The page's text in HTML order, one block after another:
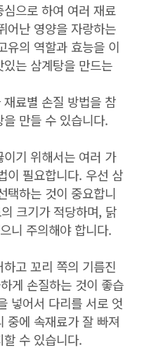
으로 하여 여러 재료
어난 영양을 자랑하는
유의 역할과 효능을 이
는 삼계탕을 만드는
료별 손질 방법을 참
만들 수 있습니다.
기 위해서는 여러 가
이 필요합니다. 우선 삼
택하는 것이 중요합니
크기가 적당하며, 닭
니 주의해야 합니다.
고 꼬리 쪽의 기름진
게 손질하는 것이 좋습
넣어서 다리를 서로 엇
중에 속재료가 잘 빠져
수 있습니다.